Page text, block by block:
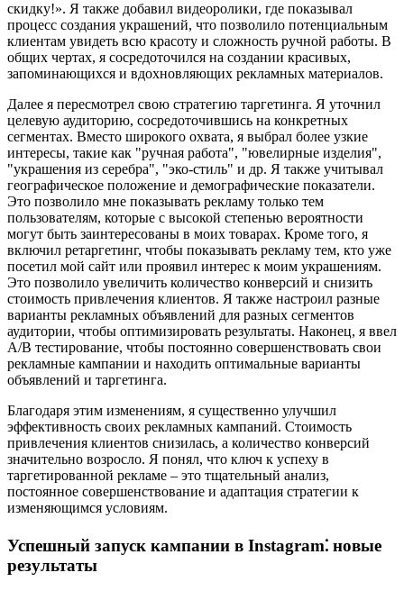
скидку!». Я также добавил видеоролики, где показывал
процесс создания украшений, что позволило потенциальным
клиентам увидеть всю красоту и сложность ручной работы. В
общих чертах, я сосредоточился на создании красивых,
запоминающихся и вдохновляющих рекламных материалов.
Далее я пересмотрел свою стратегию таргетинга. Я уточнил
целевую аудиторию, сосредоточившись на конкретных
сегментах. Вместо широкого охвата, я выбрал более узкие
интересы, такие как "ручная работа", "ювелирные изделия",
"украшения из серебра", "эко-стиль" и др. Я также учитывал
географическое положение и демографические показатели.
Это позволило мне показывать рекламу только тем
пользователям, которые с высокой степенью вероятности
могут быть заинтересованы в моих товарах. Кроме того, я
включил ретаргетинг, чтобы показывать рекламу тем, кто уже
посетил мой сайт или проявил интерес к моим украшениям.
Это позволило увеличить количество конверсий и снизить
стоимость привлечения клиентов. Я также настроил разные
варианты рекламных объявлений для разных сегментов
аудитории, чтобы оптимизировать результаты. Наконец, я ввел
A/B тестирование, чтобы постоянно совершенствовать свои
рекламные кампании и находить оптимальные варианты
объявлений и таргетинга.
Благодаря этим изменениям, я существенно улучшил
эффективность своих рекламных кампаний. Стоимость
привлечения клиентов снизилась, а количество конверсий
значительно возросло. Я понял, что ключ к успеху в
таргетированной рекламе – это тщательный анализ,
постоянное совершенствование и адаптация стратегии к
изменяющимся условиям.
Успешный запуск кампании в Instagram⁚ новые
результаты